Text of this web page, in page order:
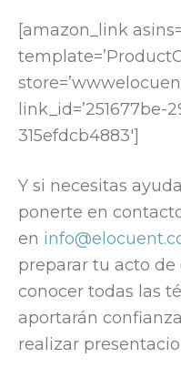
[amazon_link
link_id=’251677be-
315efdcb4883′]
Y si necesitas
ponerte en
en
preparar tu acto
conocer todas las
aportarán
realizar